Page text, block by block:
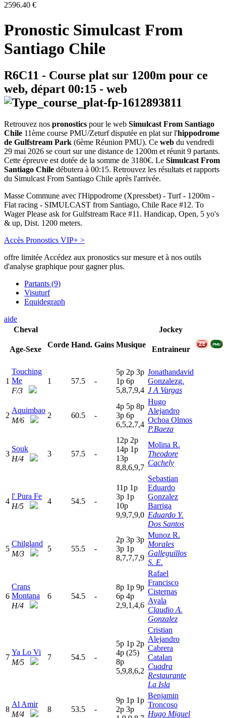
2596.40 €
Pronostic Simulcast From
Santiago Chile
R6C11 - Course plat sur 1200m pour ce
web, départ 00:15 - web
Retrouvez nos pronostics pour le web Simulcast From Santiago
Chile 11ème course PMU/Zeturf disputée en plat sur l'hippodrome
de Gulfstream Park (6ème Réunion PMU). Ce web du vendredi
29 mai 2026 se court sur une distance de 1200m et réunit 9 partants.
Cette épreuve est dotée de la somme de 3180€. Le Simulcast From
Santiago Chile débutera à 00:15. Retrouvez les résultats et rapports
du Simulcast From Santiago Chile après l'arrivée.
Masse Commune avec l'Hippodrome (Xpressbet) - Turf - 1200m -
Flat racing - SIMULCAST from Santiago, Chile Race #12. To
Wager Please ask for Gulfstream Race #11. Handicap, Open, 5 yo's
& up, Dist. 1200 meters.
Accès Pronostics VIP+ >
offre limitée Accédez aux pronostics sur mesure et à nos outils
d'analyse graphique pour gagner plus.
Partants (9)
Visuturf
Equidegraph
aide
Cheval
Age-Sexe
Corde Hand. Gains Musique
Jockey
Entraineur
1
Touching
Me
F/3
1 57.5 -
5p 2p 3p
1p 6p
5,8,7,9,4
Jonathandavid
Gonzalezg.
J A Vargas
2
Aquimbao
M/6
2 60.5 -
4p 5p 8p
3p 6p
6,5,2,7,4
Hugo
Alejandro
Ochoa Olmos
P.Baeza
3
Souk
H/4
3 57.5 -
12p 2p
14p 1p
13p
8,8,6,9,7
Molina R.
Theodore
Cachely
4
l' Pura Fe
H/5
4 54.5 -
11p 1p
3p 1p
10p
9,9,7,9,0
Sebastian
Eduardo
Gonzalez
Barriga
Eduardo Y.
Dos Santos
5
Chilgland
M/3
5 55.5 -
2p 3p 3p
3p 1p
8,7,7,7,9
Munoz R.
Morales
Galleguillos
S. E.
6
Crans
Montana
H/4
6 54.5 -
8p 1p 9p
6p 4p
2,9,1,4,6
Rafael
Francisco
Cisternas
Ayala
Claudio A.
Gonzalez
7
Ya Lo Vi
M/5
7 54.5 -
5p 1p 2p
4p (25)
8p
5,9,8,6,2
Cristian
Alejandro
Cabrera
Catalan
Cuadra
Restaurante
La Isla
8
Al Amir
M/4
8 53.5 -
9p 1p 1p
2p 3p
Benjamin
Troncoso
Hugo Miguel